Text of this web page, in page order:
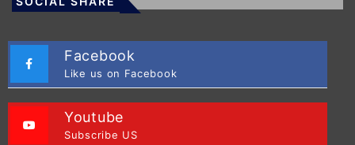
Facebook
Like us on Facebook
Youtube
Subscribe US